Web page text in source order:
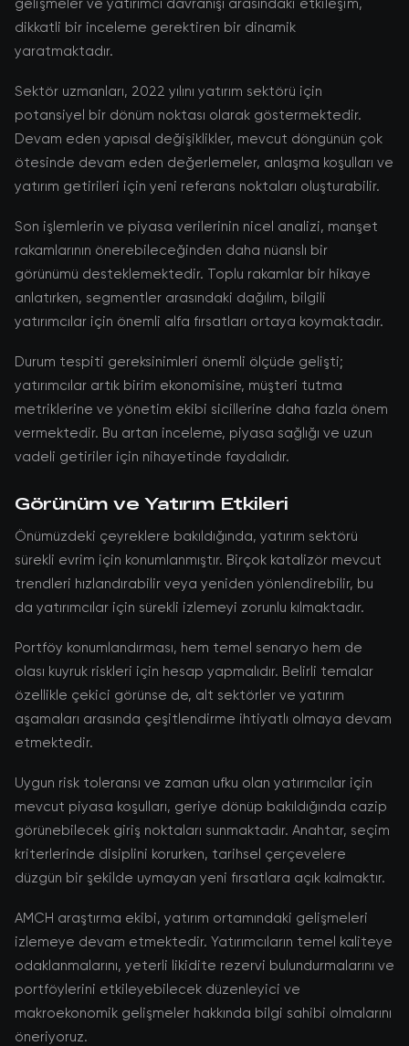
gelişmeler ve yatırımcı davranışı arasındaki etkileşim,
dikkatli bir inceleme gerektiren bir dinamik
yaratmaktadır.
Sektör uzmanları, 2022 yılını yatırım sektörü için
potansiyel bir dönüm noktası olarak göstermektedir.
Devam eden yapısal değişiklikler, mevcut döngünün çok
ötesinde devam eden değerlemeler, anlaşma koşulları ve
yatırım getirileri için yeni referans noktaları oluşturabilir.
Son işlemlerin ve piyasa verilerinin nicel analizi, manşet
rakamlarının önerebileceğinden daha nüanslı bir
görünümü desteklemektedir. Toplu rakamlar bir hikaye
anlatırken, segmentler arasındaki dağılım, bilgili
yatırımcılar için önemli alfa fırsatları ortaya koymaktadır.
Durum tespiti gereksinimleri önemli ölçüde gelişti;
yatırımcılar artık birim ekonomisine, müşteri tutma
metriklerine ve yönetim ekibi sicillerine daha fazla önem
vermektedir. Bu artan inceleme, piyasa sağlığı ve uzun
vadeli getiriler için nihayetinde faydalıdır.
Görünüm ve Yatırım Etkileri
Önümüzdeki çeyreklere bakıldığında, yatırım sektörü
sürekli evrim için konumlanmıştır. Birçok katalizör mevcut
trendleri hızlandırabilir veya yeniden yönlendirebilir, bu
da yatırımcılar için sürekli izlemeyi zorunlu kılmaktadır.
Portföy konumlandırması, hem temel senaryo hem de
olası kuyruk riskleri için hesap yapmalıdır. Belirli temalar
özellikle çekici görünse de, alt sektörler ve yatırım
aşamaları arasında çeşitlendirme ihtiyatlı olmaya devam
etmektedir.
Uygun risk toleransı ve zaman ufku olan yatırımcılar için
mevcut piyasa koşulları, geriye dönüp bakıldığında cazip
görünebilecek giriş noktaları sunmaktadır. Anahtar, seçim
kriterlerinde disiplini korurken, tarihsel çerçevelere
düzgün bir şekilde uymayan yeni fırsatlara açık kalmaktır.
AMCH araştırma ekibi, yatırım ortamındaki gelişmeleri
izlemeye devam etmektedir. Yatırımcıların temel kaliteye
odaklanmalarını, yeterli likidite rezervi bulundurmalarını ve
portföylerini etkileyebilecek düzenleyici ve
makroekonomik gelişmeler hakkında bilgi sahibi olmalarını
öneriyoruz.